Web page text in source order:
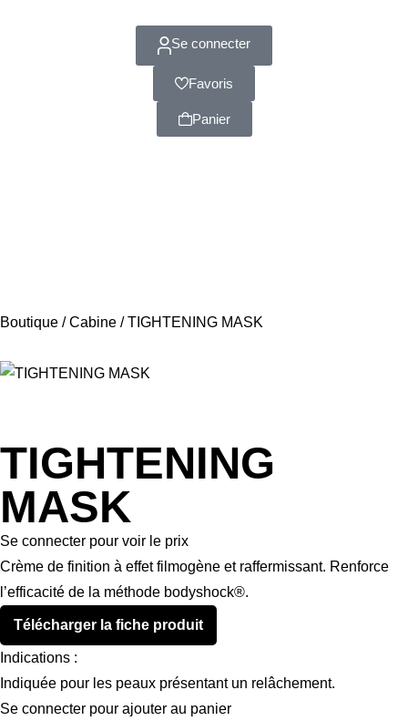
Se connecter
Favoris
Panier
Boutique /Cabine / TIGHTENING MASK
TIGHTENING
MASK
Se connecter pour voir le prix
Crème de finition à effet filmogène et raffermissant. Renforce
l’efficacité de la méthode bodyshock®.
Télécharger la fiche produit
Indications :
Indiquée pour les peaux présentant un relâchement.
Se connecter pour ajouter au panier